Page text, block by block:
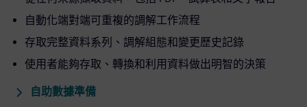
自動化端對端可重複的調解工作流程
存取完整資料系列、調解組態和變更歷史記錄
使用者能夠存取、轉換和利用資料做出明智的決策
自助數據準備